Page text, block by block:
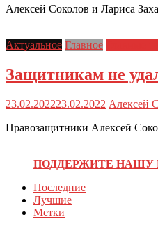
Алексей Соколов и Лариса
Актуальное Главное
Защитникам не
23.02.202223.02.2022 Алексей
Правозащитники Алексей
ПОДДЕРЖИТЕ НАШУ
Последние
Лучшие
Метки